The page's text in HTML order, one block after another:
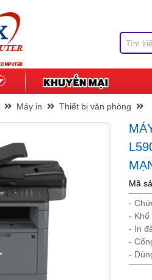
Máy in Thiết bị văn phòng
Mã
-
- Khổ
- In
-
-